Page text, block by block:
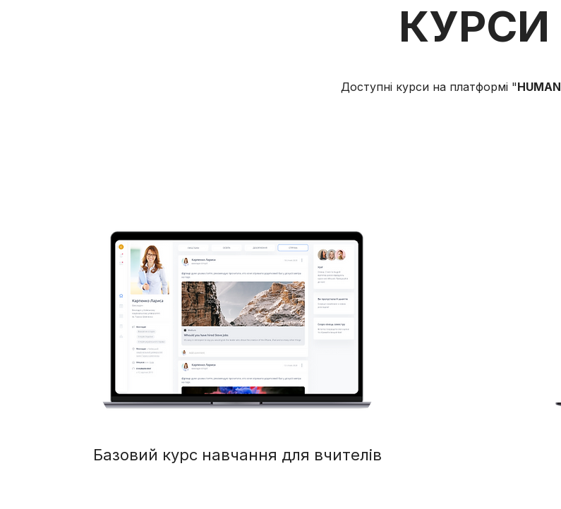
КУРСИ
Доступні курси на платформі "HUMAN
Базовий курс навчання для вчителів